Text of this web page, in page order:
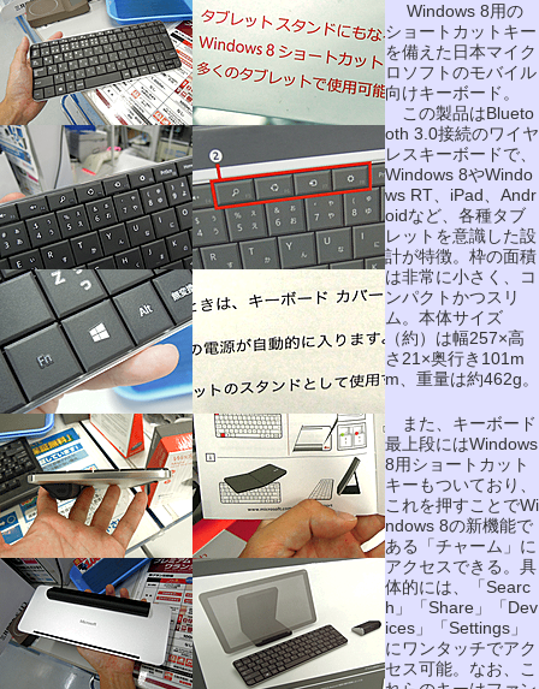
Windows 8用の
ショートカットキー
を備えた日本マイク
ロソフトのモバイル
向けキーボード。
この製品はBlueto
oth 3.0接続のワイヤ
レスキーボードで、
Windows 8やWindo
ws RT、iPad、Andr
oidなど、各種タブ
レットを意識した設
計が特徴。枠の面積
は非常に小さく、コ
ンパクトかつスリ
ム。本体サイズ
（約）は幅257×高
さ21×奥行き101m
m、重量は約462g。
また、キーボード
最上段にはWindows
8用ショートカット
キーもついており、
これを押すことでWi
ndows 8の新機能で
ある「チャーム」に
アクセスできる。具
体的には、「Searc
h」「Share」「Dev
ices」「Settings」
にワンタッチでアク
セス可能。なお、こ